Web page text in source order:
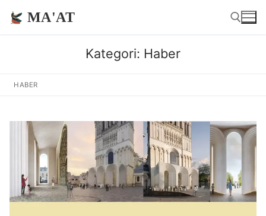
atla
MA'AT
Kategori: Haber
HABER